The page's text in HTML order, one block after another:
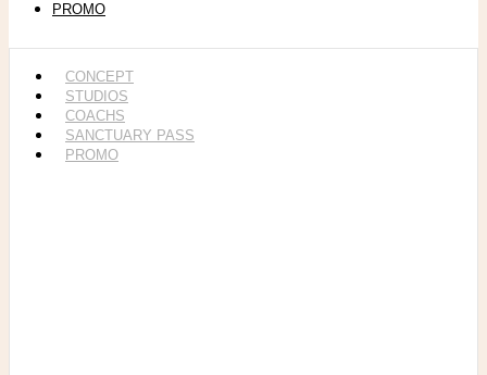
PROMO
CONCEPT
STUDIOS
COACHS
SANCTUARY PASS
PROMO